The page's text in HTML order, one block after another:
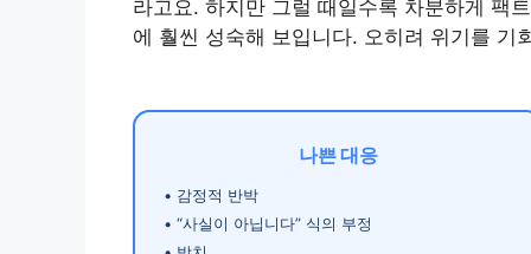
라고요. 하지만 그럴 때일수록 차분하게 팩
에 훨씬 성숙해 보입니다. 오히려 위기를 기
나쁜 대응
• 감정적 반박
• “사실이 아닙니다” 식의 부정